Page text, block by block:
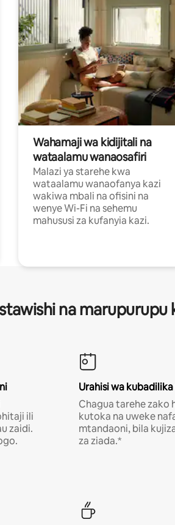
Wahamaji wa kidijitali na
wataalamu wanaosafiri
Malazi ya starehe kwa
wataalamu wanaofanya kazi
wakiwa mbali na ofisini na
wenye Wi-Fi na sehemu
mahususi za kufanyia kazi.
na marupurupu
ili
zaidi.
Urahisi wa
Chagua tarehe zako
kutoka na uweke
mtandaoni, bila
za ziada.*